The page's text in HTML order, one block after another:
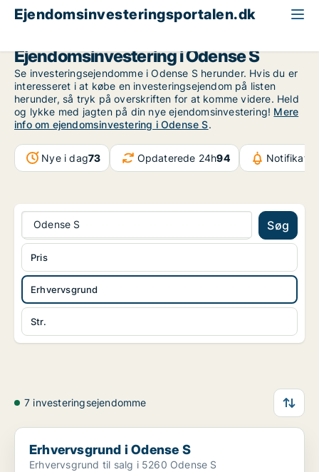
Ejendomsinvesteringsportalen.dk
Ejendomsinvestering i Odense S
Se investeringsejendomme i Odense S herunder. Hvis du er
interesseret i at købe en investeringsejendom på listen
herunder, så tryk på overskriften for at komme videre. Held
og lykke med jagten på din nye ejendomsinvestering! Mere
info om ejendomsinvestering i Odense S.
Nye i dag73 Opdaterede 24h94
Odense S Søg
Erhvervsgrund
Str.
Pris
7 investeringsejendomme
Erhvervsgrund i Odense S
Erhvervsgrund i Odense S
Erhvervsgrund til salg i 5260 Odense S